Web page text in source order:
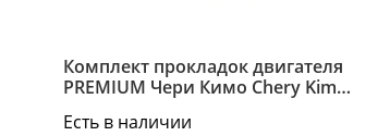
Комплект прокладок двигателя
PREMIUM Чери Кимо Chery Kimo
Есть в наличии